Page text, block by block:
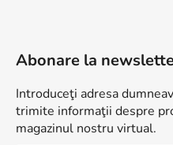
Abonare la
Introduceţi adresa
trimite informaţii despre
magazinul nostru virtual.